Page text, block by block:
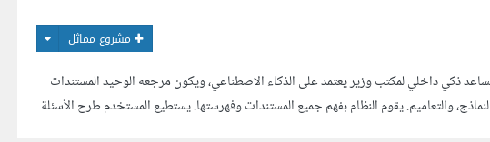
مشروع مماثل
ذكي داخلي لمكتب وزير يعتمد على الذكاء الاصطناعي، ويكون مرجعه الوحيد المستندات
والتعاميم. يقوم النظام بفهم جميع المستندات وفهرستها. يستطيع المستخدم طرح الأسئلة